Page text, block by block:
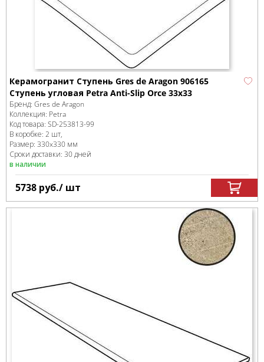
Керамогранит Ступень Gres de Aragon 906165
Ступень угловая Petra Anti-Slip Orce 33x33
Бренд: Gres de Aragon
Коллекция: Petra
Код товара: SD-253813-99
В коробке: 2 шт,
Размер: 330x330 мм
Сроки доставки: 30 дней
в наличии
5738 руб./ шт